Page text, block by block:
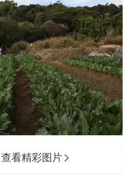
看精彩图片